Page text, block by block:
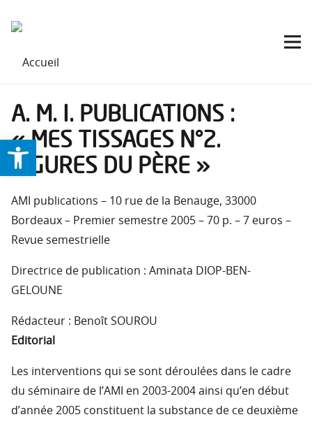
Ouvrir la barre d’outils
A. M. I. PUBLICATIONS :
« MES TISSAGES N°2.
FIGURES DU PÈRE »
AMI publications – 10 rue de la Benauge, 33000
Bordeaux – Premier semestre 2005 – 70 p. – 7 euros –
Revue semestrielle
Directrice de publication : Aminata DIOP-BEN-
GELOUNE
Rédacteur : Benoît SOUROU
Editorial
Les interventions qui se sont déroulées dans le cadre
du séminaire de l’AMI en 2003-2004 ainsi qu’en début
d’année 2005 constituent la substance de ce deuxième